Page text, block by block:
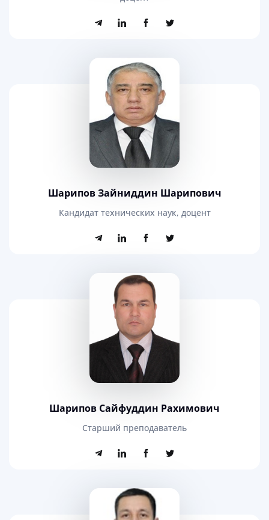
Шарипов Зайниддин Шарипович
Кандидат технических наук, доцент
Шарипов Сайфуддин Рахимович
Старший преподаватель